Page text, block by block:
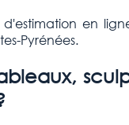
d'estimation en
Pyrénées.